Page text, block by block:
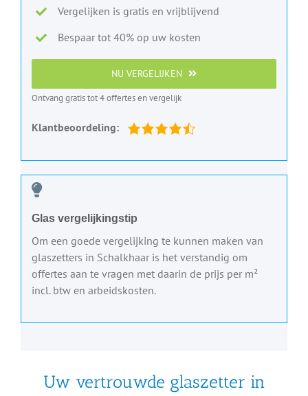
Vergelijken is gratis en vrijblijvend
Bespaar tot 40% op uw kosten
NU VERGELIJKEN
Ontvang gratis tot 4 offertes en vergelijk
Klantbeoordeling:
Glas vergelijkingstip
Om een goede vergelijking te kunnen maken van
glaszetters in Schalkhaar is het verstandig om
offertes aan te vragen met daarin de prijs per m²
incl. btw en arbeidskosten.
Uw vertrouwde glaszetter in